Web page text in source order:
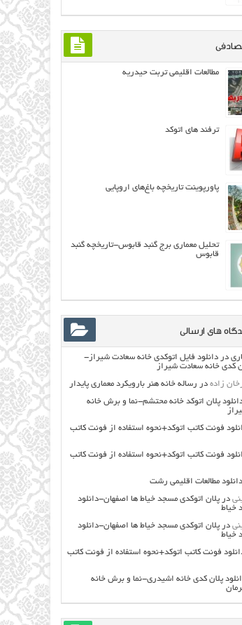
مطالعات اقلیمی تربت حيدريه
ترفند های اتوکد
پاورپوینت تاريخچه باغ‌هاي اروپايي
تحلیل معماری برج گنبد قابوس-تاریخچه گنبد
قابوس
های ارسالی
دردانلود فایل اتوکدی خانه سعادت شیراز-
کدی خانه سعادت شیراز
زاده در رساله خانه هنر بارویکرد معماری پایدار
پلان اتوکد خانه محتشم-نما و برش خانه
فونت کاتب اتوکد+نحوه استفاده از فونت کاتب
فونت کاتب اتوکد+نحوه استفاده از فونت کاتب
دانلود مطالعات اقليمي رشت
درپلان اتوکدی مسجد خیاط ها اصفهان-دانلود
خیاط
درپلان اتوکدی مسجد خیاط ها اصفهان-دانلود
خیاط
فونت کاتب اتوکد+نحوه استفاده از فونت کاتب
پلان کدی خانه اشیدری-نما و برش خانه